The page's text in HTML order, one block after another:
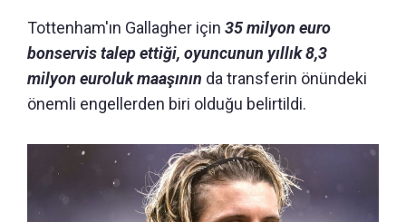
Tottenham'ın Gallagher için 35 milyon euro
bonservis talep ettiği, oyuncunun yıllık 8,3
milyon euroluk maaşının da transferin önündeki
önemli engellerden biri olduğu belirtildi.